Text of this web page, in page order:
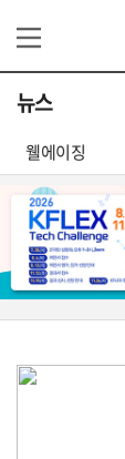
뉴스
웰에이징